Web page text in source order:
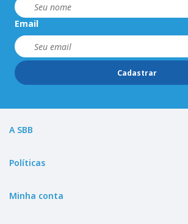
Email
Cadastrar
A SBB
Políticas
Minha conta